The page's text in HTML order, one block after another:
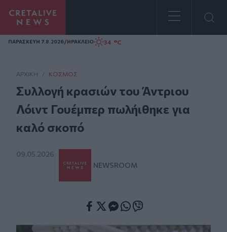
Homepage
ΠΑΡΑΣΚΕΥΗ 7.8.2026/ΗΡΑΚΛΕΙΟ 34 °C
ΑΡΧΙΚΗ / ΚΌΣΜΟΣ
Συλλογή κρασιών του Άντριου
Λόιντ Γουέμπερ πωλήιθηκε για
καλό σκοπό
09.05.2026
NEWSROOM